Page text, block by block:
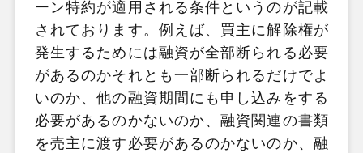
ーン特約が適用される条件というのが記載
されております。例えば、買主に解除権が
発生するためには融資が全部断られる必要
があるのかそれとも一部断られるだけでよ
いのか、他の融資期間にも申し込みをする
必要があるのかないのか、融資関連の書類
を売主に渡す必要があるのかないのか、融